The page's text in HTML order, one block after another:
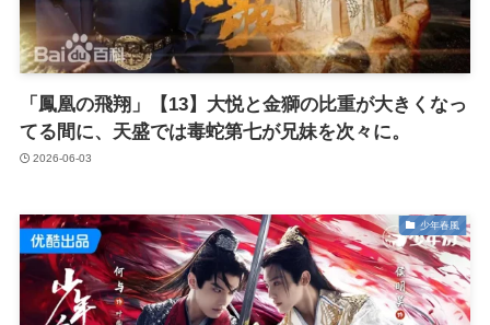
「鳳凰の飛翔」【13】大悦と金獅の比重が大きくなっ
てる間に、天盛では毒蛇第七が兄妹を次々に。
2026-06-03
少年春風